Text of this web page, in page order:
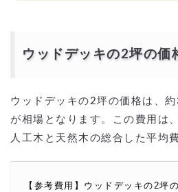
ウッドデッキの2坪の価
ウッドデッキの2坪の価格は、
が相場となります。この費用は
人工木と天然木の総合した平均
【参考費用】ウッドデッキの2坪